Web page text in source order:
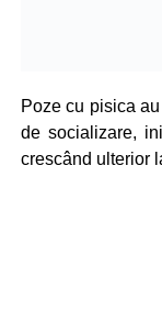
Poze cu pisica
de socializare,
crescând ulterior